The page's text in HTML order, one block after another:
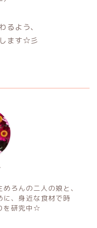
るよう、
ます☆彡
ろんの二人の娘と、
に、身近な食材で時
を研究中☆